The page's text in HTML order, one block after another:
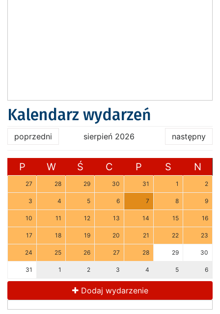
Kalendarz wydarzeń
poprzedni sierpień 2026 następny
P W Ś C P S N
27 28 29 30 31 1 2
3 4 5 6 7 8 9
10 11 12 13 14 15 16
17 18 19 20 21 22 23
24 25 26 27 28 29 30
31 1 2 3 4 5 6
Dodaj wydarzenie